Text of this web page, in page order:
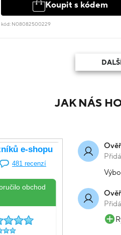
Koupit s kódem
kód: N08082500229
JAK NÁS